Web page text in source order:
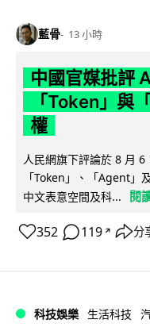
藍骨 13 小時
中國官媒批評
「Token」與
權
人民網旗下評論於 8 月
「Token」、「Agent」
中文表意空間及科...
閱
352 119 ↗ 分
科技娛樂 生活科技